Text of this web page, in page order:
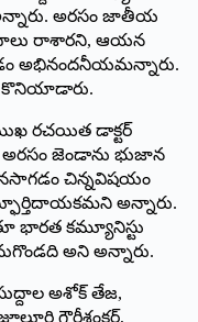
అరసం జాతీయ
రాశారని, ఆయన
అభినందనీయమన్నారు.
కొనియాడారు.
రచయిత డాక్టర్
అరసం జెండాను భుజాన
చిన్నవిషయం
అన్నారు.
భారత కమ్యూనిస్టు
అని అన్నారు.
అశోక్ తేజ,
గౌరీశంకర్,